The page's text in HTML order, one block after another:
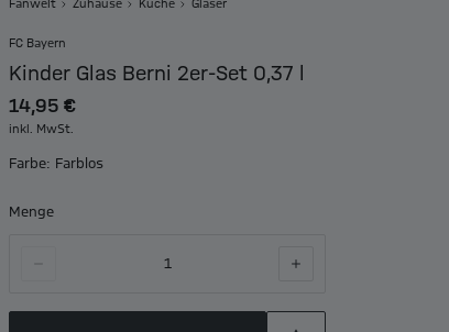
Fanwelt Zuhause Küche Gläser
FC Bayern
Kinder Glas Berni 2er-Set 0,37 l
14,95 €
inkl. MwSt.
Farbe: Farblos
Menge
1